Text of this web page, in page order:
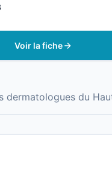
Voir la fiche
dermatologues du